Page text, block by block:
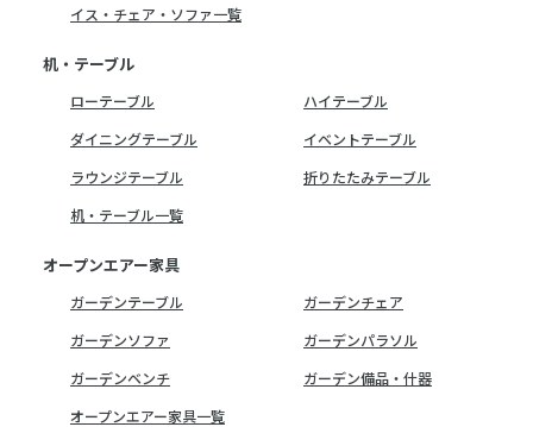
イス・チェア・ソファ一覧
机・テーブル
ローテーブル
ハイテーブル
ダイニングテーブル
イベントテーブル
ラウンジテーブル
折りたたみテーブル
机・テーブル一覧
オープンエアー家具
ガーデンテーブル
ガーデンチェア
ガーデンソファ
ガーデンパラソル
ガーデンベンチ
ガーデン備品・什器
オープンエアー家具一覧